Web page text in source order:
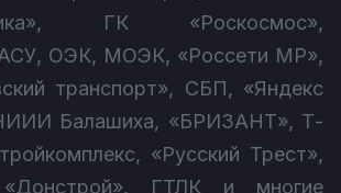
ГК «Роскосмос»,
ОЭК, МОЭК, «Россети МР»,
транспорт», СБП, «Яндекс
Балашиха, «БРИЗАНТ», Т-
«Русский Трест»,
ГТЛК и многие